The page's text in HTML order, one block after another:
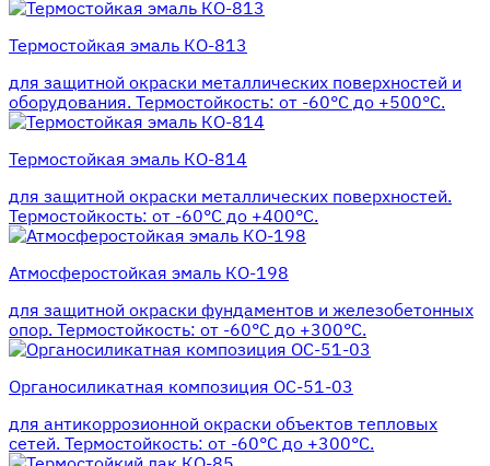
Термостойкая эмаль КО-813
для защитной окраски металлических поверхностей и
оборудования. Термостойкость: от -60°С до +500°С.
Термостойкая эмаль КО-814
для защитной окраски металлических поверхностей.
Термостойкость: от -60°С до +400°С.
Атмосферостойкая эмаль КО-198
для защитной окраски фундаментов и железобетонных
опор. Термостойкость: от -60°С до +300°С.
Органосиликатная композиция ОС-51-03
для антикоррозионной окраски объектов тепловых
сетей. Термостойкость: от -60°С до +300°С.